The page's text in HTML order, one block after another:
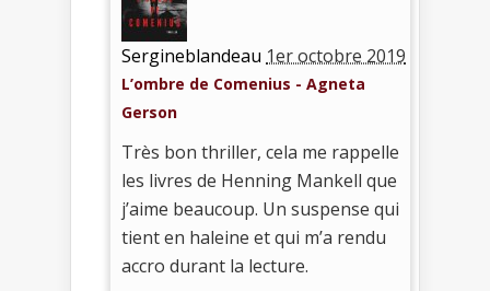
Sergineblandeau 1er octobre 2019
L’ombre de Comenius - Agneta
Gerson
Très bon thriller, cela me rappelle
les livres de Henning Mankell que
j’aime beaucoup. Un suspense qui
tient en haleine et qui m’a rendu
accro durant la lecture.